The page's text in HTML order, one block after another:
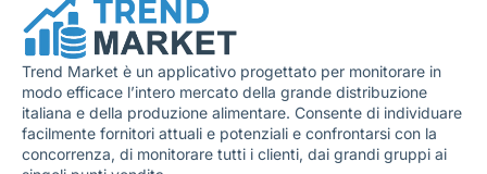
Trend Market è un applicativo progettato per monitorare in
modo efficace l’intero mercato della grande distribuzione
italiana e della produzione alimentare. Consente di individuare
facilmente fornitori attuali e potenziali e confrontarsi con la
concorrenza, di monitorare tutti i clienti, dai grandi gruppi ai